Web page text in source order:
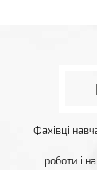
Фахівці
роботи і